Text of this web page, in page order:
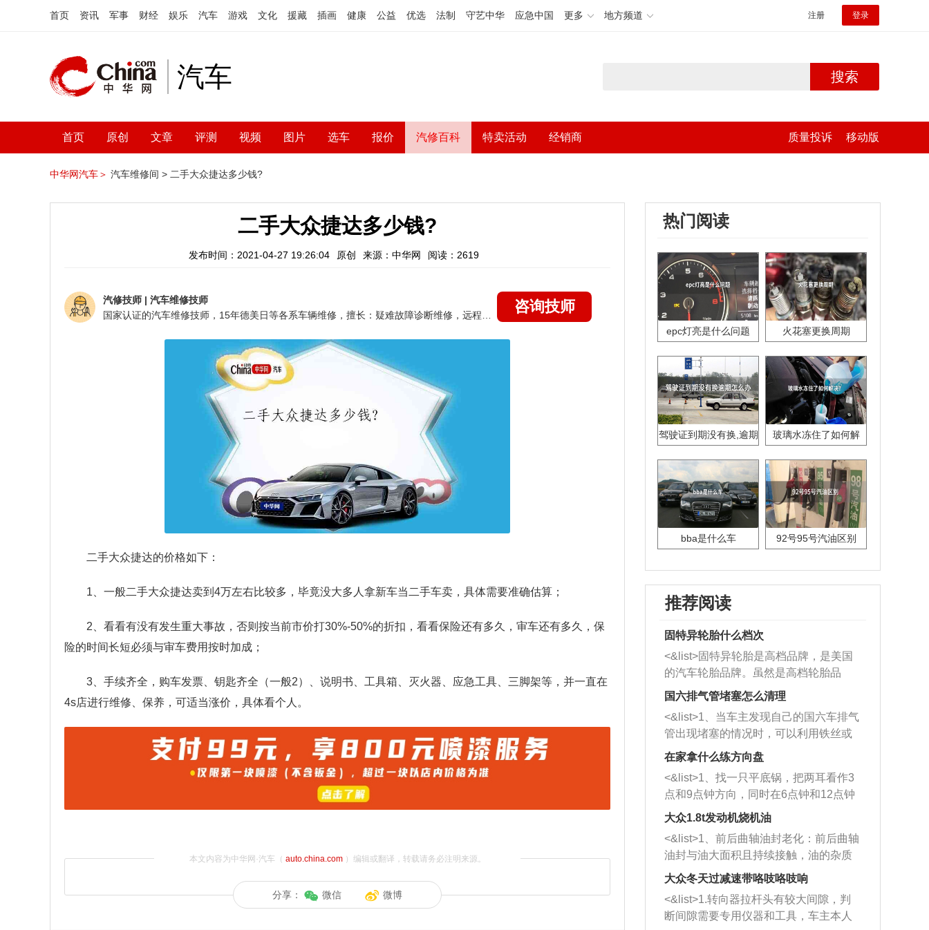
首页 资讯 军事 财经 娱乐 汽车 游戏 文化 援藏 插画 健康 公益 优选 法制 守艺中华 应急中国 更多 地方频道 注册 登录
汽车 搜索
首页 原创 文章 评测 视频 图片 选车 报价 汽修百科 特卖活动 经销商 质量投诉 移动版
中华网汽车＞ 汽车维修间 > 二手大众捷达多少钱?
二手大众捷达多少钱?
发布时间：2021-04-27 19:26:04 原创 来源：中华网 阅读：2619
汽修技师 | 汽车维修技师
咨询技师
二手大众捷达的价格如下：
1、一般二手大众捷达卖到4万左右比较多，毕竟没大多人拿新车当二手车卖，具体需要准确估算；
2、看看有没有发生重大事故，否则按当前市价打30%-50%的折扣，看看保险还有多久，审车还有多久，保
险的时间长短必须与审车费用按时加成；
3、手续齐全，购车发票、钥匙齐全（一般2）、说明书、工具箱、灭火器、应急工具、三脚架等，并一直在
4s店进行维修、保养，可适当涨价，具体看个人。
本文内容为中华网·汽车（ auto.china.com）编辑或翻译，转载请务必注明来源。
分享： 微信 微博
热门阅读
epc灯亮是什么问题 火花塞更换周期
驾驶证到期没有换,逾期
玻璃水冻住了如何解
bba是什么车 92号95号汽油区别
推荐阅读
固特异轮胎什么档次
<&list>固特异轮胎是高档品牌，是美国
的汽车轮胎品牌。虽然是高档轮胎品
牌，但是中高低端的轮胎都有生产，这
也是为了更好的开拓市场。
国六排气管堵塞怎么清理
<&list>1、当车主发现自己的国六车排气
管出现堵塞的情况时，可以利用铁丝或
者是细棍，直接将杂物给取出来，如果
堵塞情况比较严重，也可以采取应急措
施。 <&list>2、直接利用木棍将所有的
杂物推到排气管里面的位置处，然后将
三元催化器拆解开，就可以将堵塞的东
西取出来。但如果是因为积碳过多引起
的堵塞，就需要将三元催化器泡在草酸
洗剂对堵塞的情况得到解决，将清洗剂
放在燃油箱中，与燃油混合后，车辆启
动时，就可以和汽油一起进入到燃烧
在家拿什么练方向盘
<&list>1、找一只平底锅，把两耳看作3
点和9点钟方向，同时在6点钟和12点钟
方向做一个标记。 <&list>2、双手握住
一圈半的练习，往右同样也要打相同的
圈数。 <&list>3、最后强调要反复练
习，这样就可以形成肌肉记忆，在真实
驾驶车辆时，不需要记忆也能打好方
向。
大众1.8t发动机烧机油
<&list>1、前后曲轴油封老化：前后曲轴
油封与油大面积且持续接触，油的杂质
和发动机内持续温度变化使其密封效果
逐渐减弱，导致渗油或漏油。<&list>2、
活塞间隙过大：积碳会使活塞环与缸体
的间隙扩大，导致机油流入燃烧室中，
大众冬天过减速带咯吱咯吱响
<&list>1.转向器拉杆头有较大间隙，判
断间隙需要专用仪器和工具，车主本人